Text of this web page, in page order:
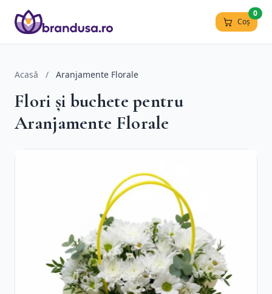
Coș
0
Acasă / Aranjamente Florale
Flori și buchete pentru
Aranjamente Florale